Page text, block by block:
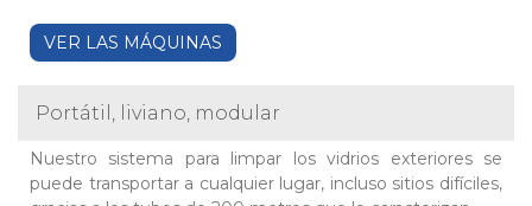
VER LAS MÁQUINAS
Portátil, liviano, modular
Nuestro sistema para limpar los vidrios exteriores se
puede transportar a cualquier lugar, incluso sitios difíciles,